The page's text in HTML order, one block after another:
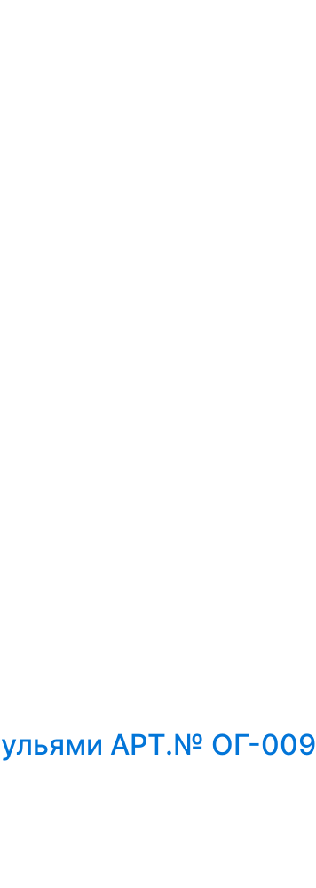
АРТ.№ ОГ-009